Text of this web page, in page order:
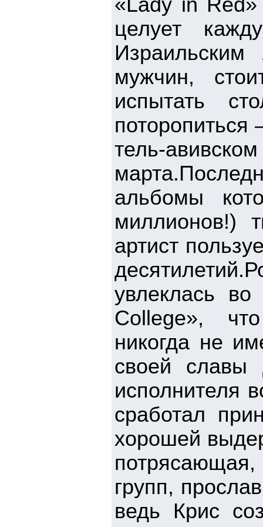
«Lady in Red»
целует
мужчин,
испытать
поторопиться
тель-
альбомы
миллионов!)
артист
увлеклась
College»,
никогда не
своей
исполнителя
сработал
хорошей
групп,
ведь Крис